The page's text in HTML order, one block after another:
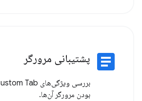
article پشتیبانی مرورگر
بودن مرورگر آن‌ها.